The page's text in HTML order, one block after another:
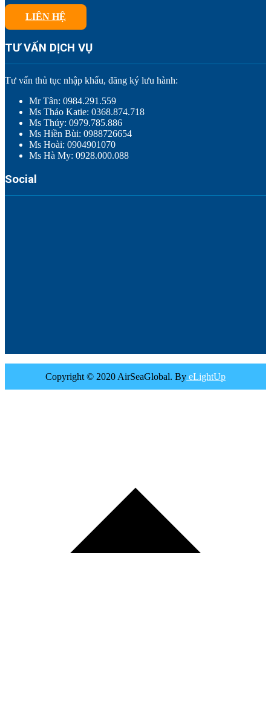
LIÊN HỆ
TƯ VẤN DỊCH VỤ
Tư vấn thủ tục nhập khẩu, đăng ký lưu hành:
Mr Tân: 0984.291.559
Ms Thảo Katie: 0368.874.718
Ms Thúy: 0979.785.886
Ms Hiền Bùi: 0988726654
Ms Hoài: 0904901070
Ms Hà My: 0928.000.088
Social
Copyright © 2020 AirSeaGlobal. By eLightUp